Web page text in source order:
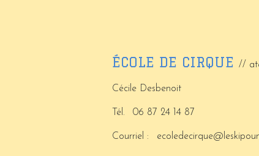
ÉCOLE DE CIRQUE //
Cécile Desbenoit
Tél. 06 87 24 14 87
Courriel :